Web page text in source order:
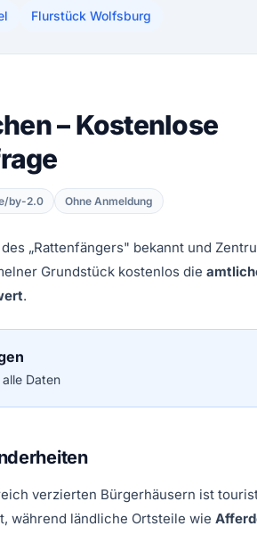
Flurstück Wolfsburg
– Kostenlose
by-2.0 Ohne Anmeldung
„Rattenfängers" bekannt und
Grundstück kostenlos die
.
Daten
verzierten Bürgerhäusern ist
während ländliche Ortsteile wie